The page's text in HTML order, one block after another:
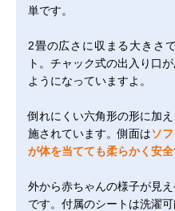
単です。
2畳の広さに収まる大きさ
ト。チャック式の出入り口
ようになっていますよ。
倒れにくい六角形の形に加
施されています。側面はソ
が体を当てても柔らかく安全
外から赤ちゃんの様子が見
です。付属のシートは洗濯